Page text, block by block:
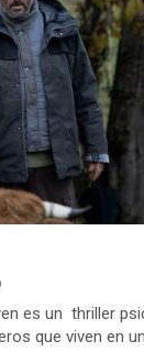
es un thriller
que viven en